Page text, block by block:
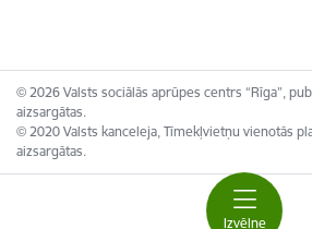
Izvēlne
© 2026 Valsts sociālās aprūpes centrs “Rīga”,
aizsargātas.
© 2020 Valsts kanceleja, Tīmekļvietņu vienotās
aizsargātas.